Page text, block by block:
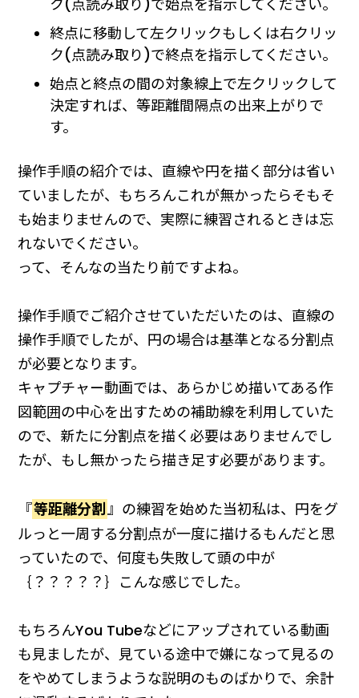
ク(点読み取り)で始点を指示してください。
終点に移動して左クリックもしくは右クリッ
ク(点読み取り)で終点を指示してください。
始点と終点の間の対象線上で左クリックして
決定すれば、等距離間隔点の出来上がりで
す。
操作手順の紹介では、直線や円を描く部分は省い
ていましたが、もちろんこれが無かったらそもそ
も始まりませんので、実際に練習されるときは忘
れないでください。
って、そんなの当たり前ですよね。
操作手順でご紹介させていただいたのは、直線の
操作手順でしたが、円の場合は基準となる分割点
が必要となります。
キャプチャー動画では、あらかじめ描いてある作
図範囲の中心を出すための補助線を利用していた
ので、新たに分割点を描く必要はありませんでし
たが、もし無かったら描き足す必要があります。
『等距離分割』の練習を始めた当初私は、円をグ
ルっと一周する分割点が一度に描けるもんだと思
っていたので、何度も失敗して頭の中が
｛？？？？？｝こんな感じでした。
もちろんYou Tubeなどにアップされている動画
も見ましたが、見ている途中で嫌になって見るの
をやめてしまうような説明のものばかりで、余計